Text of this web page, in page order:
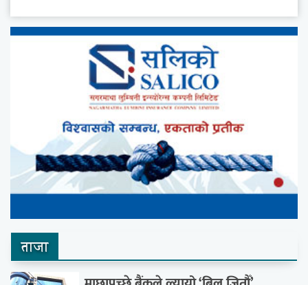
ताजा